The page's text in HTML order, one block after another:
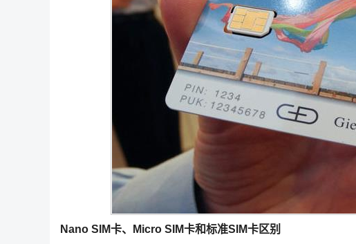
Nano SIM卡、Micro SIM卡和标准SIM卡区别